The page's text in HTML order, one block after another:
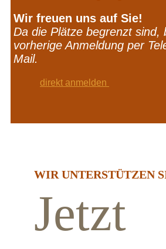
Wir freuen uns auf Sie!
Da die Plätze begrenzt sind,
vorherige Anmeldung per
Mail.
direkt anmelden
WIR UNTERSTÜTZEN
Jetzt